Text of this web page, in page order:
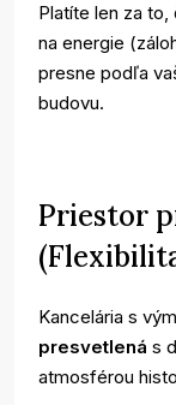
Platíte len za
na energie
presne podľa
budovu.
Priestor
Kancelária s
presvetlená s
atmosférou